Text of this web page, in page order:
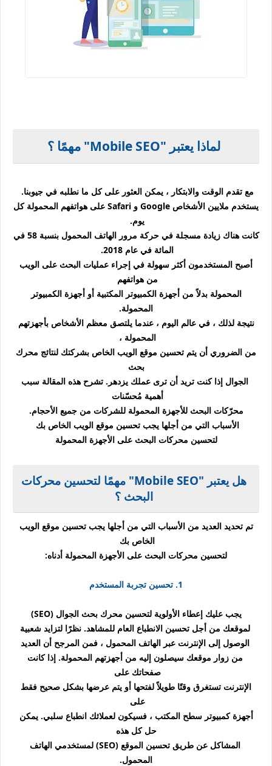
لماذا يعتبر "Mobile SEO" مهمًا ؟
مع تقدم الوقت والابتكار ، يمكن العثور على كل ما نطلبه في جيوبنا.
يستخدم ملايين الأشخاص Google و Safari على هواتفهم المحمولة كل
يوم.
كانت هناك زيادة مسجلة في حركة مرور الهاتف المحمول بنسبة 58 في
المائة في عام 2018.
أصبح المستخدمون أكثر سهولة في إجراء عمليات البحث على الويب
من هواتفهم
المحمولة بدلاً من أجهزة الكمبيوتر المكتبية أو أجهزة الكمبيوتر
المحمولة.
نتيجة لذلك ، في عالم اليوم ، عندما يلتصق معظم الأشخاص بأجهزتهم
المحمولة ،
من الضروري أن يتم تحسين موقع الويب الخاص بشركتك لنتائج محرك
بحث
الجوال إذا كنت تريد أن ترى عملك يزدهر. تشرح هذه المقالة سبب
أهمية مُحسّنات
محرّكات البحث للأجهزة المحمولة للشركات من جميع الأحجام.
الأسباب التي من أجلها يجب تحسين موقع الويب الخاص بك
لتحسين محركات البحث على الأجهزة المحمولة
هل يعتبر "Mobile SEO" مهمًا
لتحسين محركات
البحث ؟
تم تحديد العديد من الأسباب التي من أجلها يجب تحسين موقع الويب
الخاص بك
لتحسين محركات البحث على الأجهزة المحمولة أدناه:
1. تحسين تجربة المستخدم
يجب عليك إعطاء الأولوية لتحسين محرك بحث الجوال (SEO)
لموقعك من أجل تحسين الانطباع العام للمشاهد. نظرًا لتزايد شعبية
الوصول إلى الإنترنت عبر الهاتف المحمول ، فمن المرجح أن العديد
من زوار موقعك سيصلون إليه من أجهزتهم المحمولة. إذا كانت
صفحاتك على
الإنترنت تستغرق وقتًا طويلاً لفتحها أو يتم عرضها بشكل صحيح فقط
على
أجهزة كمبيوتر سطح المكتب ، فسيكون لعملائك انطباع سلبي. يمكن
حل كل هذه
المشاكل عن طريق تحسين الموقع (SEO) لمستخدمي الهاتف
المحمول.